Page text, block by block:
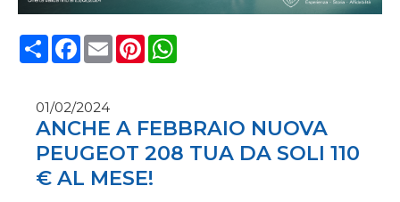
CondividiFacebook
EmailPinterest
01/02/2024
ANCHE A FEBBRAIO NUOVA
PEUGEOT 208 TUA DA SOLI 110
€ AL MESE!